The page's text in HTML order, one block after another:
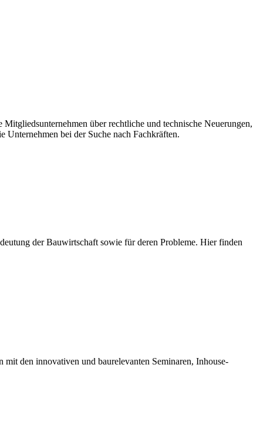
über rechtliche und technische Neuerungen,
bei der Suche nach Fachkräften.
der Bauwirtschaft sowie für deren Probleme. Hier finden
den innovativen und baurelevanten Seminaren, Inhouse-